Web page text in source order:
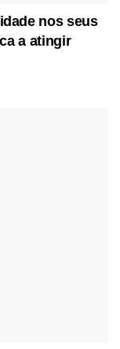
nos seus
a atingir